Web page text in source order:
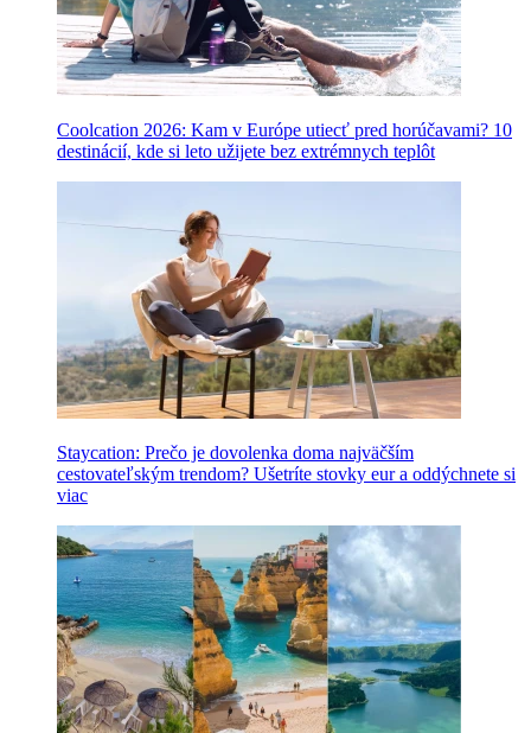
Coolcation 2026: Kam v Európe utiecť pred horúčavami? 10
destinácií, kde si leto užijete bez extrémnych teplôt
Staycation: Prečo je dovolenka doma najväčším
cestovateľským trendom? Ušetríte stovky eur a oddýchnete si
viac